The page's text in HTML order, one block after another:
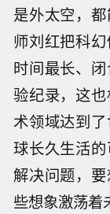
是外太空，都
师刘红把科
时间最长、
验纪录，这
术领域达到
球长久生活
解决问题，
些想象激荡着